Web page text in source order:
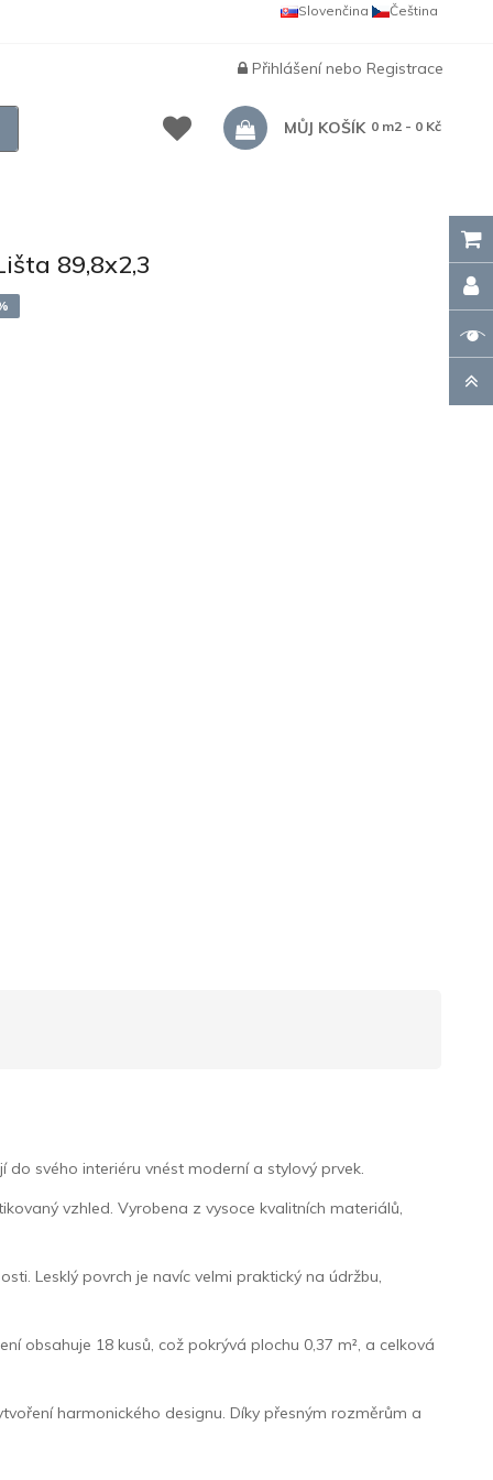
Čeština
Slovenčina
Přihlášenínebo Registrace
MŮJ KOŠÍK 0 m2 - 0 Kč
89,8x2,3
do svého interiéru vnést moderní a stylový prvek.
vzhled. Vyrobena z vysoce kvalitních materiálů,
Lesklý povrch je navíc velmi praktický na údržbu,
obsahuje 18 kusů, což pokrývá plochu 0,37 m², a celková
harmonického designu. Díky přesným rozměrům a